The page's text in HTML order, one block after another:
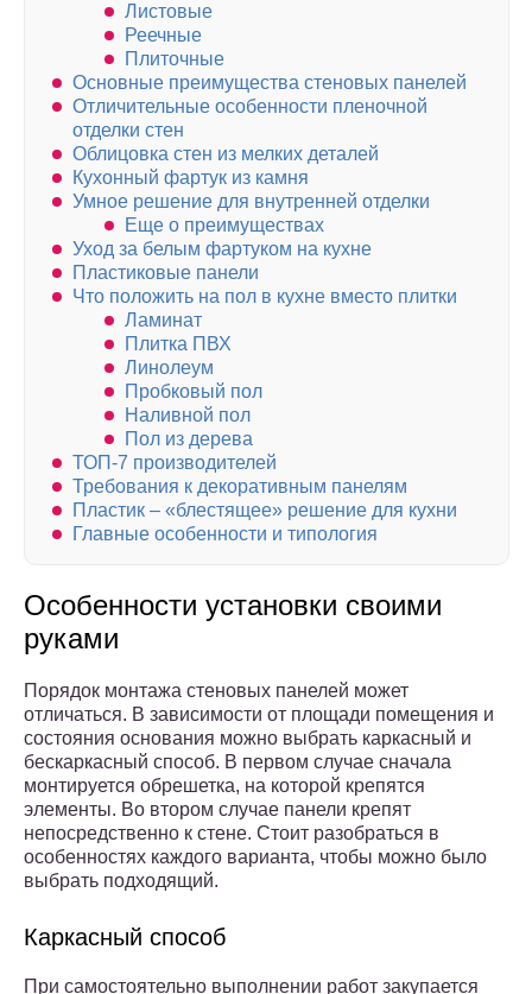
Листовые
Реечные
Плиточные
Основные преимущества стеновых панелей
Отличительные особенности пленочной
отделки стен
Облицовка стен из мелких деталей
Кухонный фартук из камня
Умное решение для внутренней отделки
Еще о преимуществах
Уход за белым фартуком на кухне
Пластиковые панели
Что положить на пол в кухне вместо плитки
Ламинат
Плитка ПВХ
Линолеум
Пробковый пол
Наливной пол
Пол из дерева
ТОП-7 производителей
Требования к декоративным панелям
Пластик – «блестящее» решение для кухни
Главные особенности и типология
Особенности установки своими
руками
Порядок монтажа стеновых панелей может
отличаться. В зависимости от площади помещения и
состояния основания можно выбрать каркасный и
бескаркасный способ. В первом случае сначала
монтируется обрешетка, на которой крепятся
элементы. Во втором случае панели крепят
непосредственно к стене. Стоит разобраться в
особенностях каждого варианта, чтобы можно было
выбрать подходящий.
Каркасный способ
При самостоятельно выполнении работ закупается